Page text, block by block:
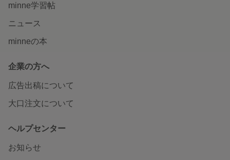
minne学習帖
ニュース
minneの本
企業の方へ
広告出稿について
大口注文について
ヘルプセンター
お知らせ